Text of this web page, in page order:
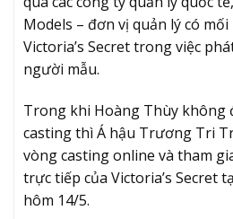
Models – đơn vị quản lý có
Victoria’s Secret trong việc
người mẫu.
Trong khi Hoàng Thùy không
casting thì Á hậu Trương Tri
vòng casting online và tham
trực tiếp của Victoria’s Secret
hôm 14/5.